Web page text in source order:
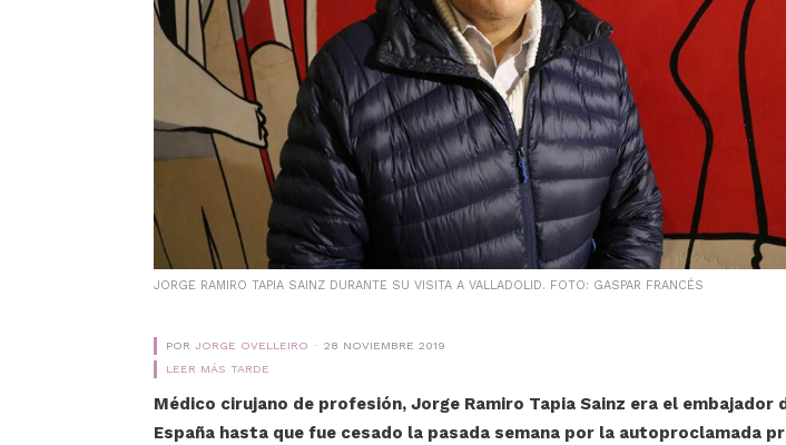
JORGE RAMIRO TAPIA SAINZ DURANTE SU VISITA A VALLADOLID. FOTO: GASPAR FRANCÉS
POR JORGE OVELLEIRO
28 NOVIEMBRE 2019
LEER MÁS TARDE
Médico cirujano de profesión, Jorge Ramiro Tapia Sainz era el embajador
España hasta que fue cesado la pasada semana por la autoproclamada